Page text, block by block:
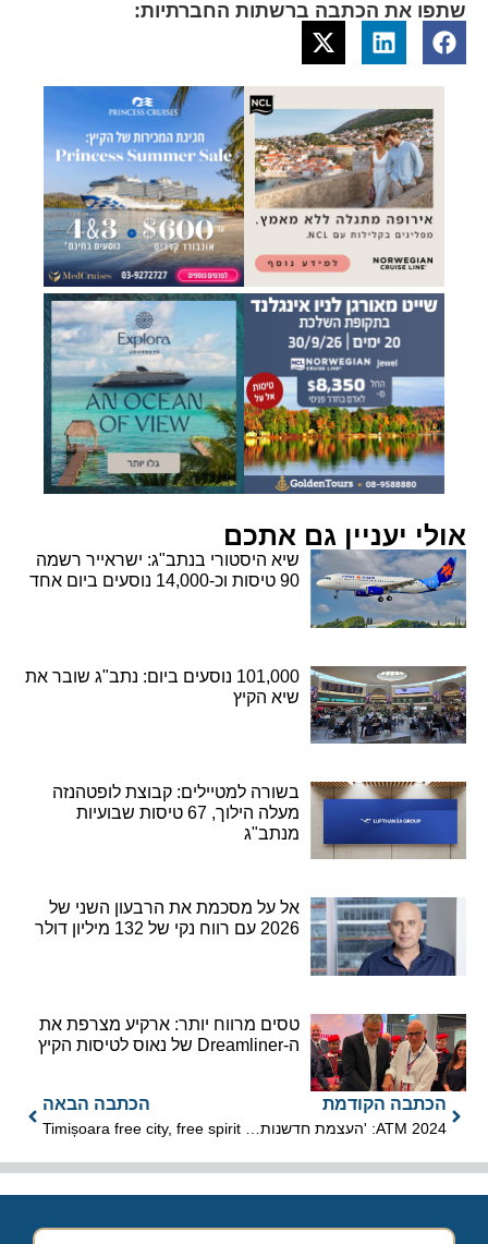
שתפו את הכתבה ברשתות החברתיות:
אולי יעניין גם אתכם
שיא היסטורי בנתב"ג: ישראייר רשמה
90 טיסות וכ-14,000 נוסעים ביום אחד
101,000 נוסעים ביום: נתב"ג שובר את
שיא הקיץ
בשורה למטיילים: קבוצת לופטהנזה
מעלה הילוך, 67 טיסות שבועיות
מנתב"ג
אל על מסכמת את הרבעון השני של
2026 עם רווח נקי של 132 מיליון דולר
טסים מרווח יותר: ארקיע מצרפת את
ה-Dreamliner של נאוס לטיסות הקיץ
הכתבה הקודמת
ATM 2024: 'העצמת חדשנות: שינוי נסיעות באמצעות יזמות'
הכתבה הבאה
Timișoara free city, free spirit